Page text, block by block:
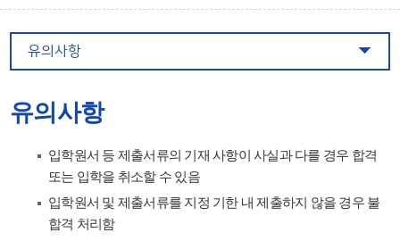
유의사항
유의사항
입학원서 등 제출서류의 기재 사항이 사실과 다를 경우 합격
또는 입학을 취소할 수 있음
입학원서 및 제출서류를 지정 기한 내 제출하지 않을 경우 불
합격 처리함